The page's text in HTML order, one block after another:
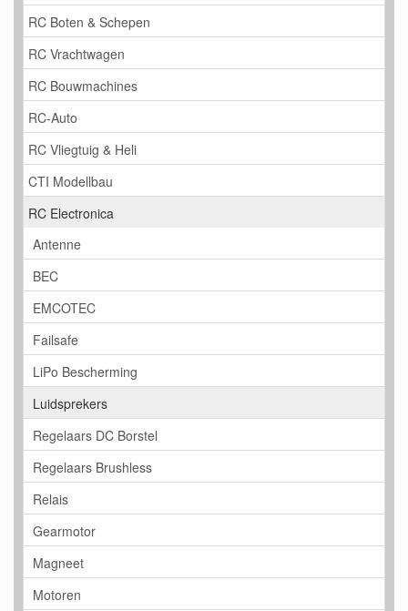
RC Boten & Schepen
RC Vrachtwagen
RC Bouwmachines
RC-Auto
RC Vliegtuig & Heli
CTI Modellbau
RC Electronica
Antenne
BEC
EMCOTEC
Failsafe
LiPo Bescherming
Luidsprekers
Regelaars DC Borstel
Regelaars Brushless
Relais
Gearmotor
Magneet
Motoren